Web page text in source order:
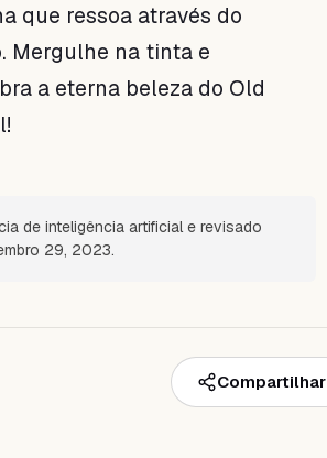
que ressoa através do
Mergulhe na tinta e
a eterna beleza do Old
de inteligência artificial e revisado
29, 2023.
Compartilhar